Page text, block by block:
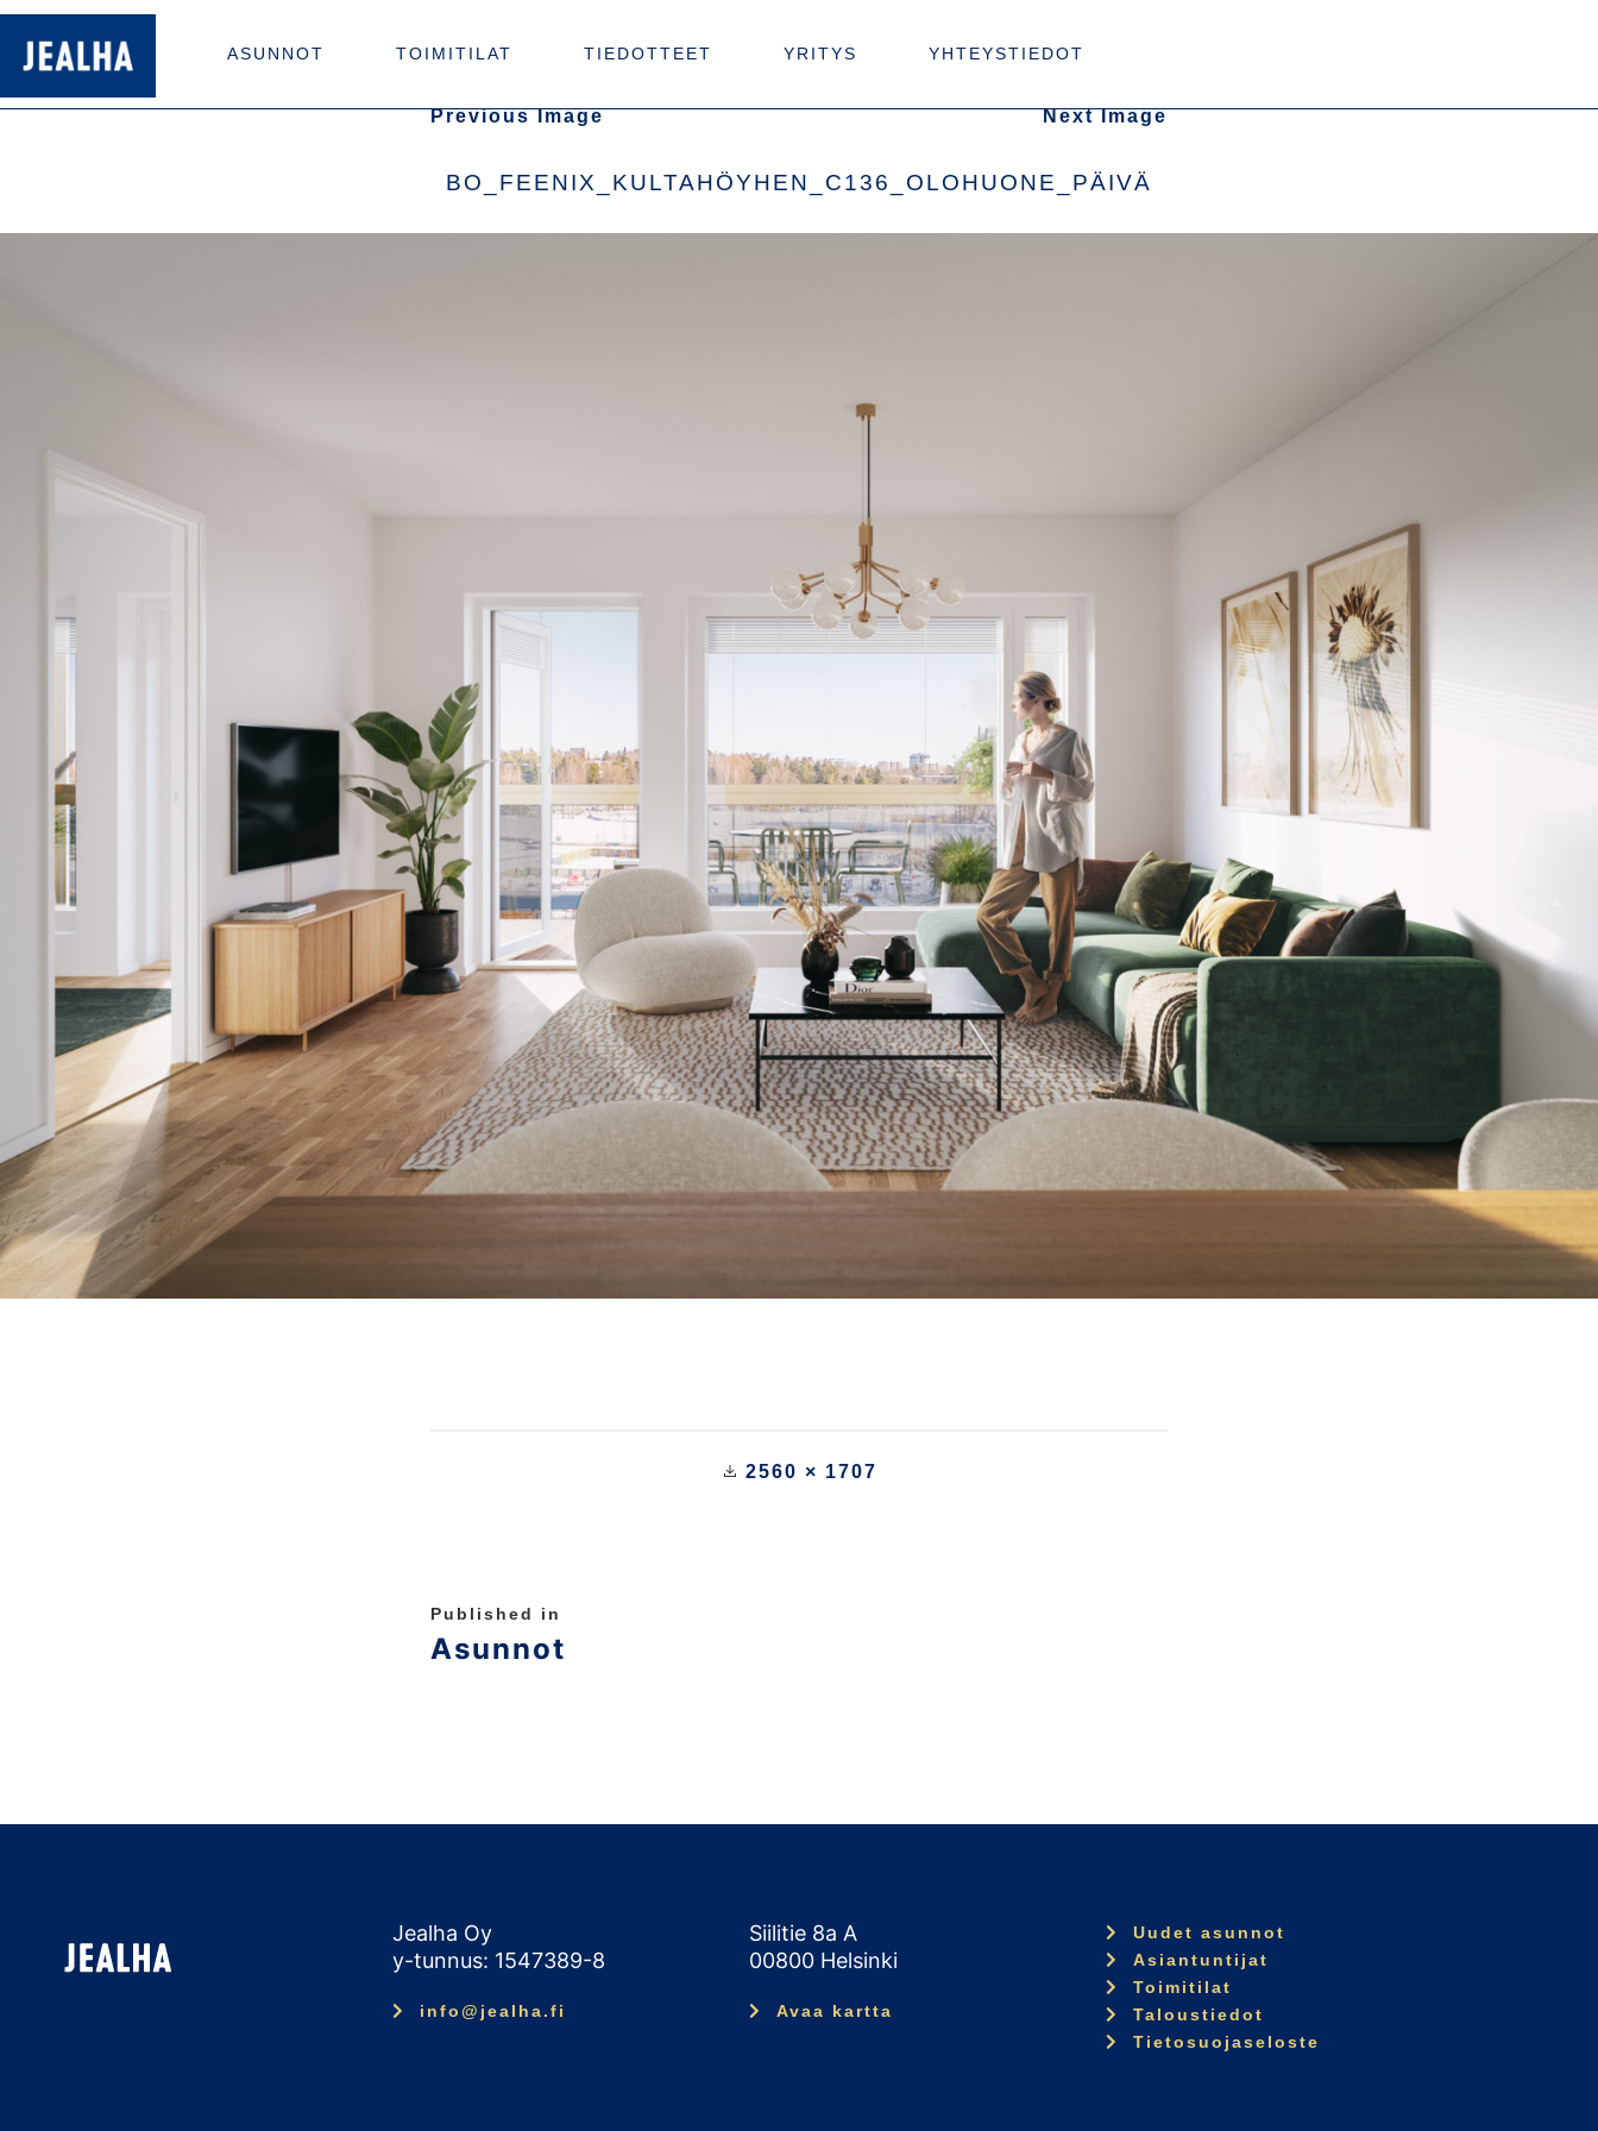
ASUNNOT TOIMITILAT TIEDOTTEET YRITYS YHTEYSTIEDOT
Previous Image Next Image
BO_FEENIX_KULTAHÖYHEN_C136_OLOHUONE_PÄIVÄ
2560 × 1707
Published in
Asunnot
Jealha Oy
y-tunnus: 1547389-8
info@jealha.fi
Siilitie 8a A
00800 Helsinki
Avaa kartta
Uudet asunnot
Asiantuntijat
Toimitilat
Taloustiedot
Tietosuojaseloste